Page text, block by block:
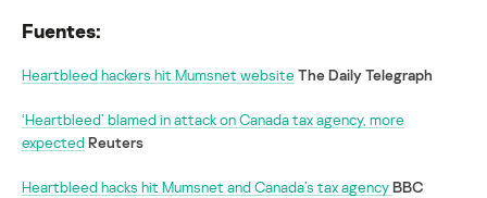
Fuentes:
Heartbleed hackers hit Mumsnet website The Daily Telegraph
‘Heartbleed’ blamed in attack on Canada tax agency, more
expectedReuters
Heartbleed hacks hit Mumsnet and Canada’s tax agencyBBC